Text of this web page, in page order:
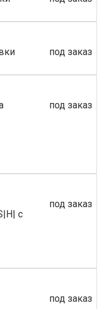
под заказ
под заказ
с
под заказ
под заказ